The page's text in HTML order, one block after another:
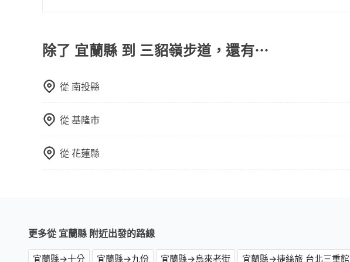
這些瑣碎的事，台灣本土的AsiaYo或者國際Airbnb都值得推薦。
中專心欣賞當地美景和文化，讓您的旅程更加輕鬆自在。
除了 宜蘭縣 到 三貂嶺步道，還有⋯
從 南投縣
從基隆市
從花蓮縣
更多從 宜蘭縣 附近出發的路線
宜蘭縣→十分 宜蘭縣→九份 宜蘭縣→烏來老街 宜蘭縣→捷絲旅 台北三重館